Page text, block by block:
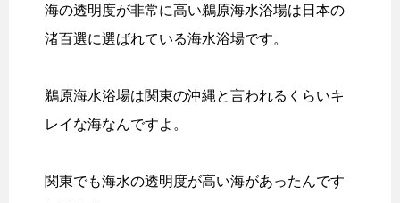
海の透明度が非常に高い鵜原海水浴場は日本の
渚百選に選ばれている海水浴場です。
鵜原海水浴場は関東の沖縄と言われるくらいキ
レイな海なんですよ。
関東でも海水の透明度が高い海があったんです